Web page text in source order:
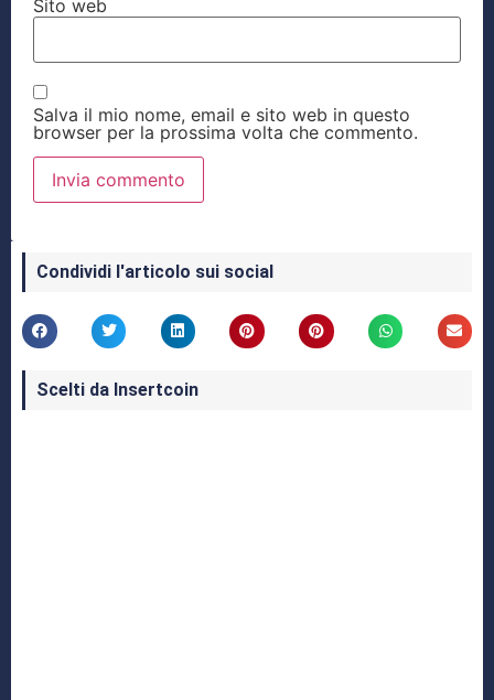
Sito web
Salva il mio nome, email e sito web in questo
browser per la prossima volta che commento.
Condividi l'articolo sui social
Scelti da Insertcoin